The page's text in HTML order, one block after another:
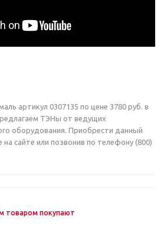
артикул 0307135 по цене 3780 руб. в
ТЭНы от ведущих
оборудования. Приобрести данный
сайте или позвонив по телефону (800)
товаром покупают